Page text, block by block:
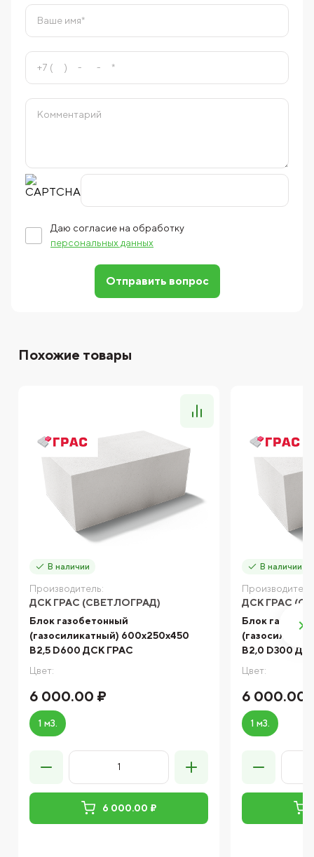
Даю согласие на обработку
персональных данных
Отправить вопрос
Похожие товары
В наличии
Производитель:
ДСК ГРАС (СВЕТЛОГРАД)
Блок газобетонный
(газосиликатный) 600x250x450
B2,5 D600 ДСК ГРАС
Цвет:
6 000.00 ₽
1 м3.
6 000.00 ₽
В наличии
ДСК ГРАС
Блок
B2,0 D300
Цвет:
6 000.00
1 м3.